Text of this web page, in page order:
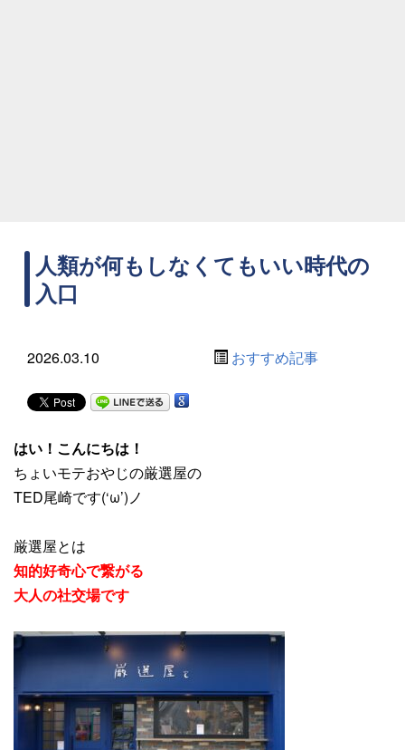
人類が何もしなくてもいい時代の
入口
2026.03.10 おすすめ記事
はい！こんにちは！
ちょいモテおやじの厳選屋の
TED尾崎です(‘ω’)ノ
厳選屋とは
知的好奇心で繋がる
大人の社交場です